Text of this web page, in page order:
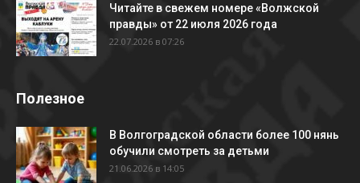
Читайте в свежем номере «Волжской
правды» от 22 июля 2026 года
22.07.2026 в 07:26
Полезное
В Волгоградской области более 100 нянь
обучили смотреть за детьми
21.06.2026 в 14:05